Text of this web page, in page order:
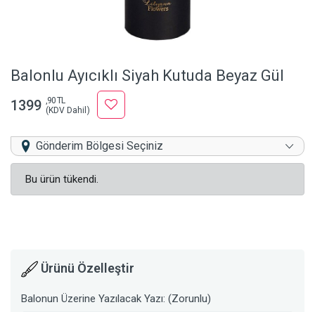
Balonlu Ayıcıklı Siyah Kutuda Beyaz Gül
1399 ,90 TL
(KDV Dahil)
Gönderim Bölgesi Seçiniz
Bu ürün tükendi.
Ürünü Özelleştir
Balonun Üzerine Yazılacak Yazı: (Zorunlu)